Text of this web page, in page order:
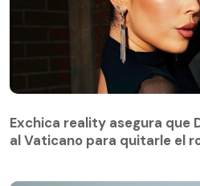
Exchica reality asegura que
al Vaticano para quitarle el